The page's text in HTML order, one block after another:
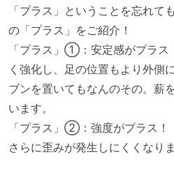
「プラス」ということを忘れて
の「プラス」をご紹介！
「プラス」①：安定感がプラ
く強化し、足の位置もより外側
ブンを置いてもなんのその。薪
います。
「プラス」②：強度がプラス！
さらに歪みが発生しにくくなりま